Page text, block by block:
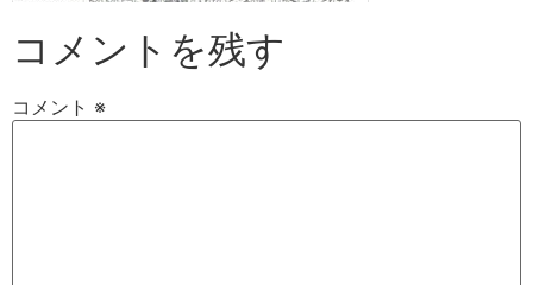
コメントを残す
コメント ※